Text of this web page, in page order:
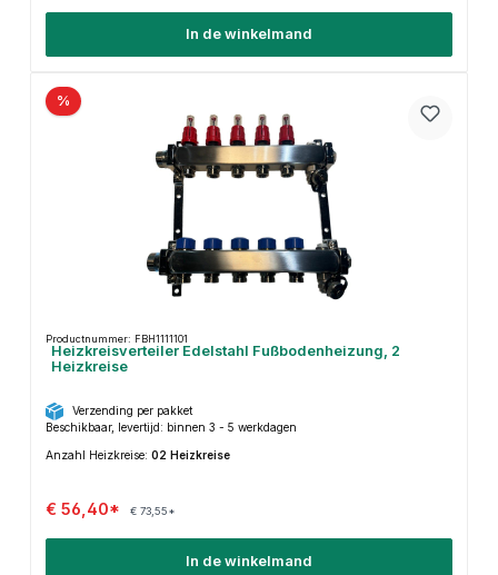
In de winkelmand
%
Productnummer: FBH1111101
Heizkreisverteiler Edelstahl Fußbodenheizung, 2
Heizkreise
Verzending per pakket
Beschikbaar, levertijd: binnen 3 - 5 werkdagen
Anzahl Heizkreise: 02 Heizkreise
€ 56,40* € 73,55*
In de winkelmand